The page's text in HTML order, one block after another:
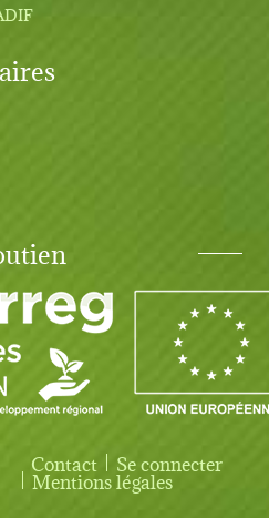
User account menu
Contact Se connecter
Mentions légales